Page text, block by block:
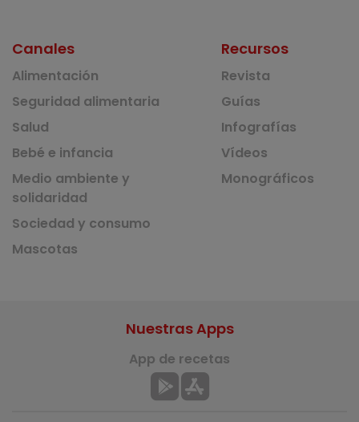
Canales
Alimentación
Seguridad alimentaria
Salud
Bebé e infancia
Medio ambiente y
solidaridad
Sociedad y consumo
Mascotas
Recursos
Revista
Guías
Infografías
Vídeos
Monográficos
Nuestras Apps
App de recetas